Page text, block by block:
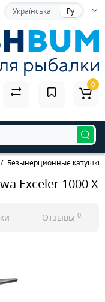
Українська Ру
0
Безынерционные катушки
Exceler 1000 X
Отзывы 0